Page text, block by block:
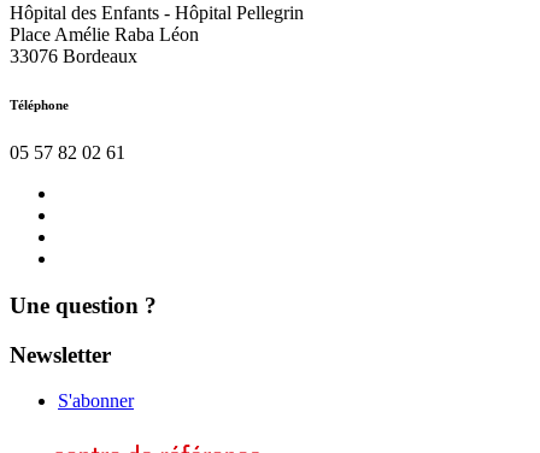
Hôpital des Enfants - Hôpital Pellegrin
Place Amélie Raba Léon
33076 Bordeaux
Téléphone
05 57 82 02 61
Une question ?
Newsletter
S'abonner